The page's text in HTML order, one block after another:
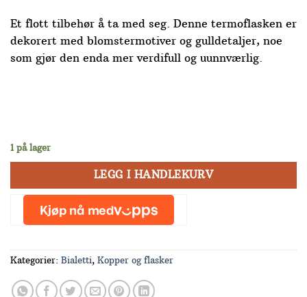
Et flott tilbehør å ta med seg. Denne termoflasken er
dekorert med blomstermotiver og gulldetaljer, noe
som gjør den enda mer verdifull og uunnværlig.
1 på lager
LEGG I HANDLEKURV
Kategorier: Bialetti, Kopper og flasker